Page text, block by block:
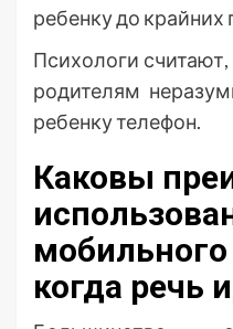
ребенку до крайних
Психологи
родителям
ребенку телефон.
Каковы
когда речь